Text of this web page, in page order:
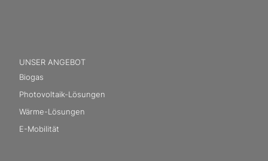
UNSER ANGEBOT
Biogas
Photovoltaik-Lösungen
Wärme-Lösungen
E-Mobilität